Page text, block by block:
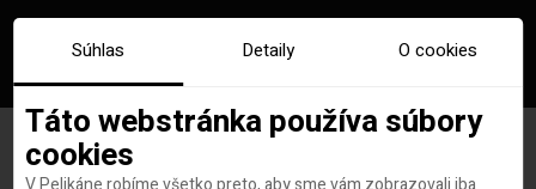
Súhlas Detaily O cookies
Táto webstránka používa súbory
cookies